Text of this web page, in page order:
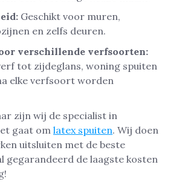
Geschikt voor muren,
en zelfs deuren.
verschillende verfsoorten:
tot zijdeglans, woning spuiten
elke verfsoort worden
zijn wij de specialist in
gaat om latex spuiten. Wij doen
uitsluiten met de beste
gegarandeerd de laagste kosten